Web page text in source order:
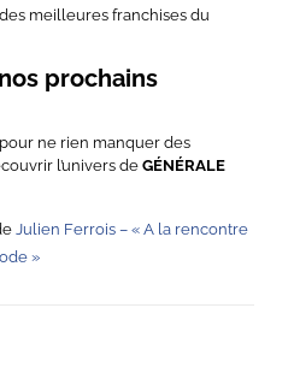
meilleures franchises du
prochains
ne rien manquer des
l’univers de GÉNÉRALE
Julien Ferrois – « A la rencontre
»